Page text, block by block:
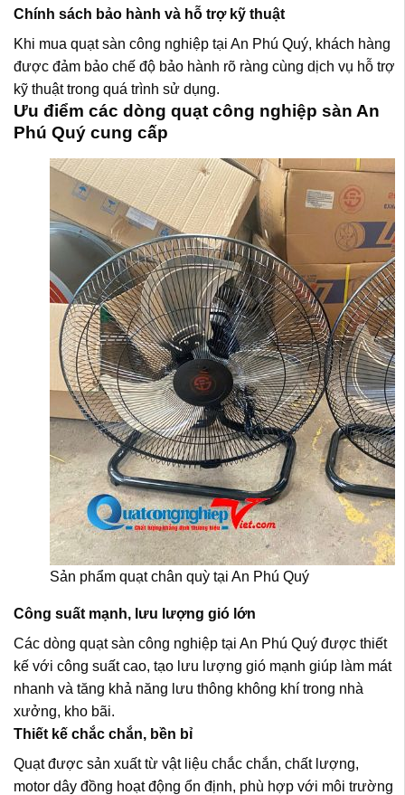
Chính sách bảo hành và hỗ trợ kỹ thuật
Khi mua quạt sàn công nghiệp tại An Phú Quý, khách hàng
được đảm bảo chế độ bảo hành rõ ràng cùng dịch vụ hỗ trợ
kỹ thuật trong quá trình sử dụng.
Ưu điểm các dòng quạt công nghiệp sàn An
Phú Quý cung cấp
Sản phẩm quạt chân quỳ tại An Phú Quý
Công suất mạnh, lưu lượng gió lớn
Các dòng quạt sàn công nghiệp tại An Phú Quý được thiết
kế với công suất cao, tạo lưu lượng gió mạnh giúp làm mát
nhanh và tăng khả năng lưu thông không khí trong nhà
xưởng, kho bãi.
Thiết kế chắc chắn, bền bỉ
Quạt được sản xuất từ vật liệu chắc chắn, chất lượng,
motor dây đồng hoạt động ổn định, phù hợp với môi trường